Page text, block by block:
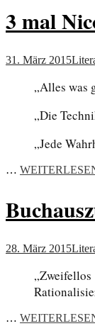
3 mal
31. März 2015
„Alles was
„Die
„Jede
…
28. März 2015
…